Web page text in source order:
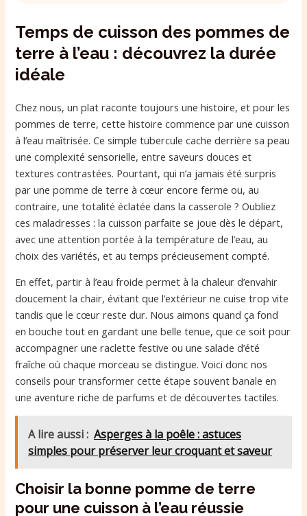
Temps de cuisson des pommes de
terre à l’eau : découvrez la durée
idéale
Chez nous, un plat raconte toujours une histoire, et pour les
pommes de terre, cette histoire commence par une cuisson
à l’eau maîtrisée. Ce simple tubercule cache derrière sa peau
une complexité sensorielle, entre saveurs douces et
textures contrastées. Pourtant, qui n’a jamais été surpris
par une pomme de terre à cœur encore ferme ou, au
contraire, une totalité éclatée dans la casserole ? Oubliez
ces maladresses : la cuisson parfaite se joue dès le départ,
avec une attention portée à la température de l’eau, au
choix des variétés, et au temps précieusement compté.
En effet, partir à l’eau froide permet à la chaleur d’envahir
doucement la chair, évitant que l’extérieur ne cuise trop vite
tandis que le cœur reste dur. Nous aimons quand ça fond
en bouche tout en gardant une belle tenue, que ce soit pour
accompagner une raclette festive ou une salade d’été
fraîche où chaque morceau se distingue. Voici donc nos
conseils pour transformer cette étape souvent banale en
une aventure riche de parfums et de découvertes tactiles.
A lire aussi : Asperges à la poêle : astuces
simples pour préserver leur croquant et saveur
Choisir la bonne pomme de terre
pour une cuisson à l’eau réussie